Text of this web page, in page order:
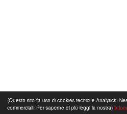
(Questo sito fa uso di cookies tecnici e Analytics.
commerciali. Per saperne di più leggi la nostra)